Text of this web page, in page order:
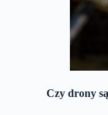
Czy drony